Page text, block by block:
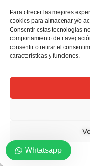
Para ofrecer las mejores
cookies para almacenar y/o
Consentir estas tecnologías
comportamiento de
consentir o retirar el
características y funciones.
Whtatsapp